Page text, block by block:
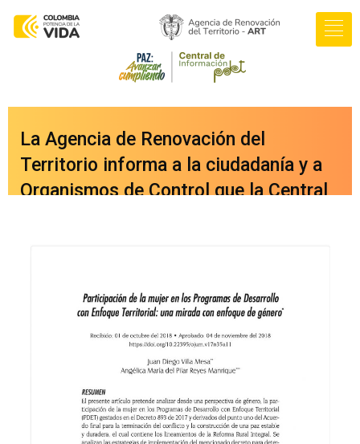
La Agencia de Renovación del
Territorio informa a la ciudadanía y a
Organismos de Control que la Central
www.renovacionterritorio.gov.co
/central-pdet, a la cual se puede
acceder directamente haciendo clic
Por lo tanto, este sitio web
únicamente servirá como repositorio